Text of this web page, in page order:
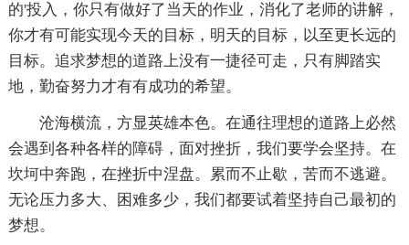
的'投入，你只有做好了当天的作业，消化了老师的讲解，
你才有可能实现今天的目标，明天的目标，以至更长远的
目标。追求梦想的道路上没有一捷径可走，只有脚踏实
地，勤奋努力才有有成功的希望。
沧海横流，方显英雄本色。在通往理想的道路上必然
会遇到各种各样的障碍，面对挫折，我们要学会坚持。在
坎坷中奔跑，在挫折中涅盘。累而不止歇，苦而不逃避。
无论压力多大、困难多少，我们都要试着坚持自己最初的
梦想。